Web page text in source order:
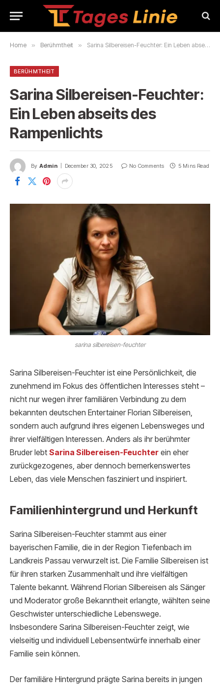
Home » Berühmtheit » Sarina Silbereisen-Feuchter: Ein Leben abseits des Rampenlichts
BERÜHMTHEIT
Sarina Silbereisen-Feuchter:
Ein Leben abseits des
Rampenlichts
By Admin December 30, 2025 No Comments 5 Mins Read
sarina silbereisen-feuchter
Sarina Silbereisen-Feuchter ist eine Persönlichkeit, die
zunehmend im Fokus des öffentlichen Interesses steht –
nicht nur wegen ihrer familiären Verbindung zu dem
bekannten deutschen Entertainer Florian Silbereisen,
sondern auch aufgrund ihres eigenen Lebensweges und
ihrer vielfältigen Interessen. Anders als ihr berühmter
Bruder lebt Sarina Silbereisen-Feuchter ein eher
zurückgezogenes, aber dennoch bemerkenswertes
Leben, das viele Menschen fasziniert und inspiriert.
Familienhintergrund und Herkunft
Sarina Silbereisen-Feuchter stammt aus einer
bayerischen Familie, die in der Region Tiefenbach im
Landkreis Passau verwurzelt ist. Die Familie Silbereisen ist
für ihren starken Zusammenhalt und ihre vielfältigen
Talente bekannt. Während Florian Silbereisen als Sänger
und Moderator große Bekanntheit erlangte, wählten seine
Geschwister unterschiedliche Lebenswege.
Insbesondere Sarina Silbereisen-Feuchter zeigt, wie
vielseitig und individuell Lebensentwürfe innerhalb einer
Familie sein können.
Der familiäre Hintergrund prägte Sarina bereits in jungen